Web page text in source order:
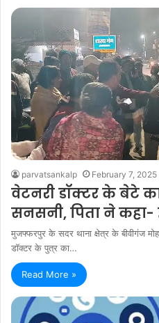
parvatsankalp February 7, 2025
वेटनरी डॉक्टर के बेटे
सनसनी, पिता ने कहा-
मुजफ्फरपुर के सदर थाना क्षेत्र के बीवीगंज
डॉक्टर के पुत्र का…
Read More »